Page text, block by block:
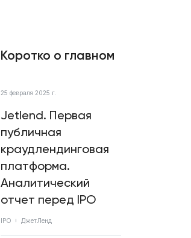
Коротко о главном
25 февраля 2025 г.
Jetlend. Первая
публичная
краудлендинговая
платформа.
Аналитический
отчет перед IPO
IPO ДжетЛенд